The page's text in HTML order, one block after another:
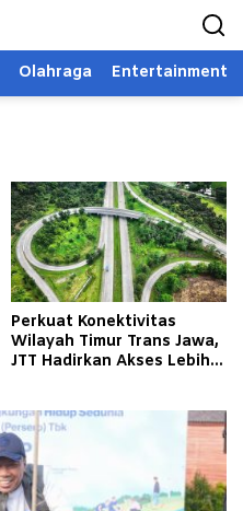
Olahraga Entertainment
Perkuat Konektivitas
Wilayah Timur Trans Jawa,
JTT Hadirkan Akses Lebih